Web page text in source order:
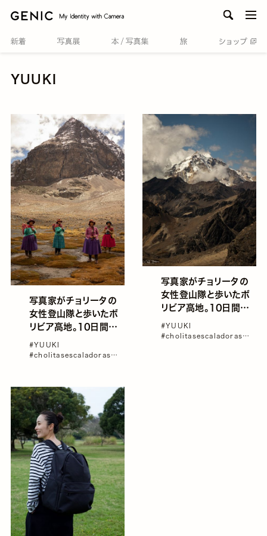
YUUKI
写真家がチョリータの
女性登山隊と歩いたボ
リビア高地。10日間のト
う旅 ー Las Cholitas
#YUUKI
#cholitasescaladoras
写真家がチョリータの
女性登山隊と歩いたボ
リビア高地。10日間のト
う旅 ー Las Cholitas
#YUUKI
#cholitasescaladoras